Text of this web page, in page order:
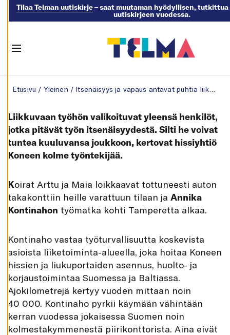
E
E
A
S
E
T
U
I
E
L
K
A
I
K
K
I
Y
Ä
K
S
Tilaa Telman uutiskirje– saat muutaman hyödyllisen,
uutiskirjeen vuodessa.
Etusivu / Yleinen /
Liikkuvaan työhön valikoituvat yleensä henkilöt,
jotka pitävät työn itsenäisyydestä. Silti he voivat
tuntea kuuluvansa joukkoon, kertovat hissiyhtiö
Koneen kolme työntekijää.
Koirat Arttu ja Maia loikkaavat tottuneesti auton
takakonttiin heille varattuun tilaan ja Annika
Kontinahon työmatka kohti Tamperetta alkaa.
Kontinaho vastaa työturvallisuutta koskevista
asioista liiketoiminta-alueella, joka hoitaa Koneen
hissien ja liukuportaiden asennus, huolto- ja
korjaustoimintaa Suomessa ja Baltiassa.
Ajokilometrejä kertyy vuoden mittaan noin
40 000. Kontinaho pyrkii käymään vähintään
kerran vuodessa jokaisessa Suomen noin
kolmestakymmenestä piirikonttorista. Aina eivät